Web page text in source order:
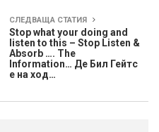
СЛЕДВАЩА СТАТИЯ
Stop what your doing and
listen to this – Stop Listen &
Absorb …. The
Information… Де Бил Гейтс
е на ход…